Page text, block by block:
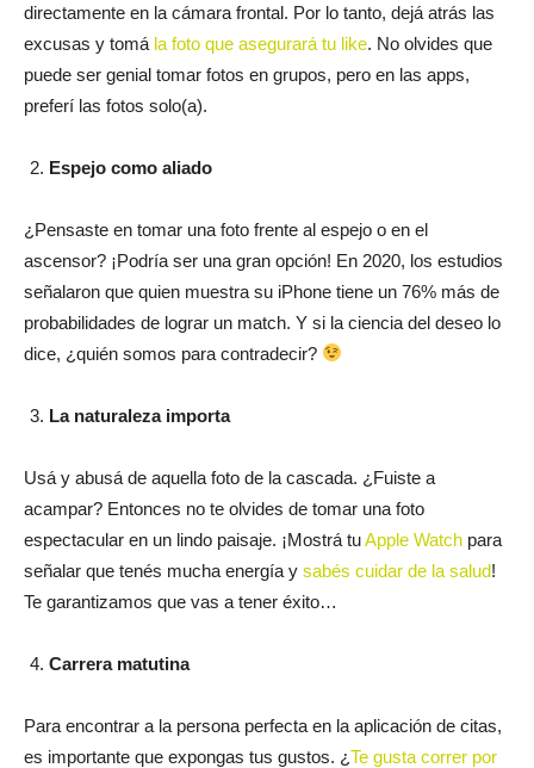
directamente en la cámara frontal. Por lo tanto, dejá atrás las
excusas y tomá la foto que asegurará tu like. No olvides que
puede ser genial tomar fotos en grupos, pero en las apps,
preferí las fotos solo(a).
Espejo como aliado
¿Pensaste en tomar una foto frente al espejo o en el
ascensor? ¡Podría ser una gran opción! En 2020, los estudios
señalaron que quien muestra su iPhone tiene un 76% más de
probabilidades de lograr un match. Y si la ciencia del deseo lo
dice, ¿quién somos para contradecir?
La naturaleza importa
Usá y abusá de aquella foto de la cascada. ¿Fuiste a
acampar? Entonces no te olvides de tomar una foto
espectacular en un lindo paisaje. ¡Mostrá tuApple Watch para
señalar que tenés mucha energía y sabés cuidar de la salud!
Te garantizamos que vas a tener éxito…
Carrera matutina
Para encontrar a la persona perfecta en la aplicación de citas,
es importante que expongas tus gustos. ¿Te gusta correr por